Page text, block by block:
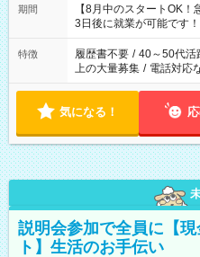
「できれば残業はした
ね。 ※Wワーク希望の方へ 今ご覧のお仕事で希望する勤務時間
と、もう1つのお仕事の
合は応募できません。
期間
【8月中のスタートOK
3日後に就業が可能です！
特徴 履歴書不要 / 40～50代活
上の大量募集 / 電話対応
気になる！
説明会参加で全員に【
ト】生活のお手伝い